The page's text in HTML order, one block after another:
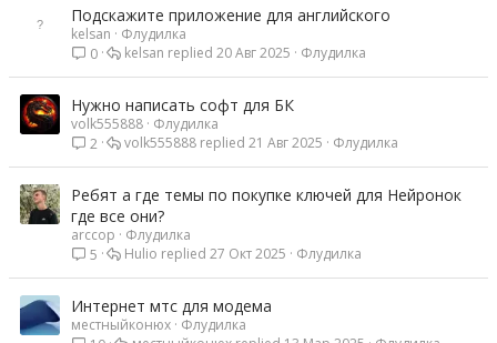
Подскажите приложение для английского
kelsan
Флудилка
0
Флудилка
20 Авг 2025
kelsan
Нужно написать софт для БК
volk555888 Флудилка
2
Флудилка
21 Авг 2025
volk555888
Ребят а где темы по покупке ключей для Нейронок
где все они?
arccop
Флудилка
5
Флудилка
27 Окт 2025
Hulio
Интернет мтс для модема
местныйконюх Флудилка